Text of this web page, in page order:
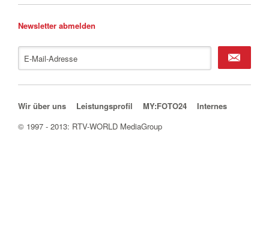
Newsletter abmelden
Kündigen
Navigation überspringen
Wir über uns Leistungsprofil MY:FOTO24
Internes
© 1997 - 2013: RTV-WORLD MediaGroup